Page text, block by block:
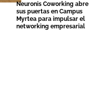
Neuronis Coworking abre
sus puertas en Campus
Myrtea para impulsar el
networking empresarial